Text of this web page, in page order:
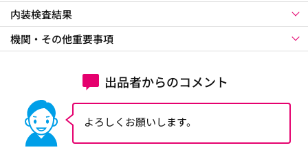
内装検査結果
機関・その他重要事項
出品者からのコメント
よろしくお願いします。